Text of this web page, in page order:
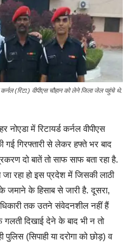
(रिटा.) वीपीएस चौहान को लेने जिला जेल पहुंचे थे.
में रिटायर्ड कर्नल वीपीएस
गई गिरफ्तारी से लेकर हफ्ते भर बाद
दो बातें तो साफ साफ बता रहा है.
जा रहा हो इस प्रदेश में जिसकी लाठी
जमाने के हिसाब से जारी है. दूसरा,
तक उतने संवेदनशील नहीं हैं
गलती दिखाई देने के बाद भी न तो
(सिपाही या दरोगा को छोड़) व